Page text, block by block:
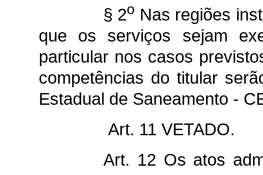
§ 2o Nas regiões
que os serviços sejam
particular nos casos
competências do titular
Estadual de Saneamento -
Art. 11 VETADO.
Art. 12 Os atos